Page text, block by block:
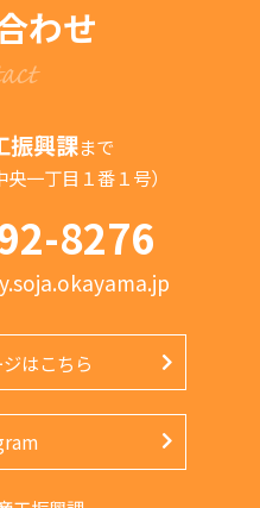
わせ
振興課まで
一丁目１番１号）
8276
はこちら